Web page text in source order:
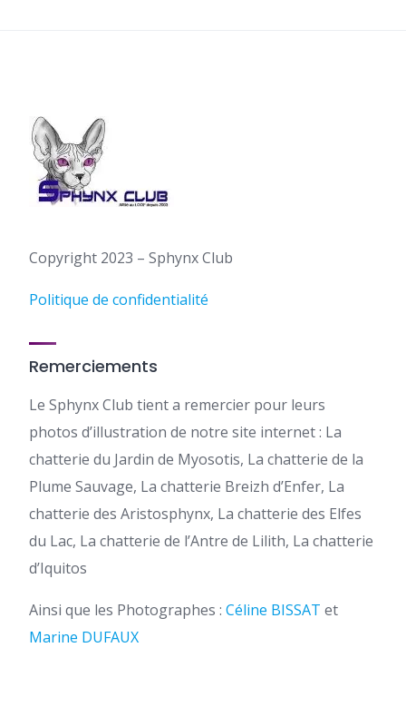
Copyright 2023 – Sphynx Club
Politique de confidentialité
Remerciements
Le Sphynx Club tient a remercier pour leurs
photos d’illustration de notre site internet : La
chatterie du Jardin de Myosotis, La chatterie de la
Plume Sauvage, La chatterie Breizh d’Enfer, La
chatterie des Aristosphynx, La chatterie des Elfes
du Lac, La chatterie de l’Antre de Lilith, La chatterie
d’Iquitos
Ainsi que les Photographes : Céline BISSAT et
Marine DUFAUX